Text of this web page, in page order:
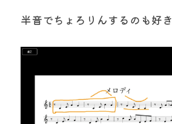
半音でちょろりんするのも好き